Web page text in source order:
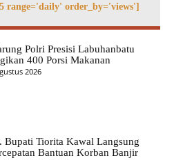
range='daily' order_by='views']
Polri Presisi Labuhanbatu
400 Porsi Makanan
2026
Bupati Tiorita Kawal Langsung
Bantuan Korban Banjir